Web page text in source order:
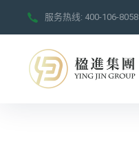
服务热线: 400-106-8058